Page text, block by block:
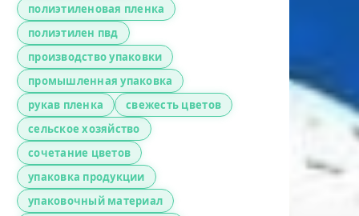
полиэтиленовая пленка
полиэтилен пвд
производство упаковки
промышленная упаковка
рукав пленка
свежесть цветов
сельское хозяйство
сочетание цветов
упаковка продукции
упаковочный материал